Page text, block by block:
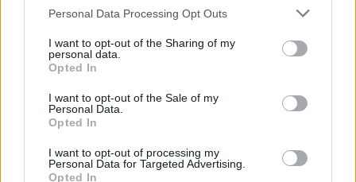
Please note that this website/app uses one or more Google
not limited to your visit or usage behaviour. You may click to
grant or deny consent to Google and its third-party tags to
use your data for below specified purposes in below Google
consent section.
Personal Data Processing Opt Outs
I want to opt-out of the Sharing of my
personal data.
Opted In
I want to opt-out of the Sale of my
Personal Data.
Opted In
I want to opt-out of processing my
Personal Data for Targeted Advertising.
Opted In
Támogatók: Goethe Intézet Budapest, Kulturforum
Budapest Főváros Önkormányzata
"Az idei évadban többször találkozhattunk a
Merényi Anna dramaturg, fordító, produkciós vezető
által alapított és működtetett PanoDráma nevével,
amely a kortárs külföldi drámák magyarországi és a